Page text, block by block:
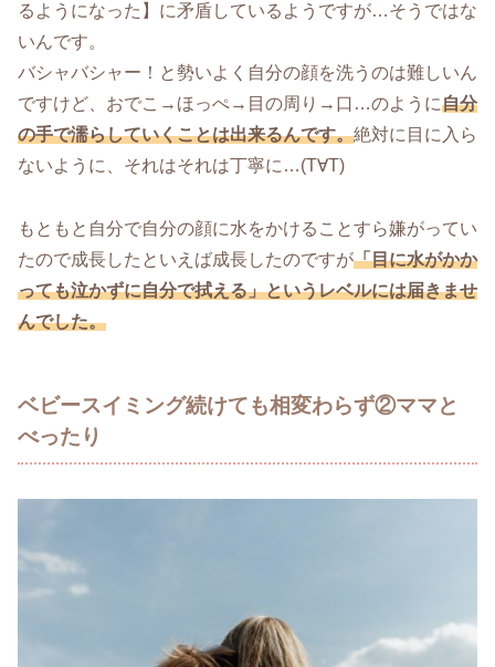
るようになった】に矛盾しているようですが…そうではな
いんです。
バシャバシャー！と勢いよく自分の顔を洗うのは難しいん
ですけど、おでこ→ほっぺ→目の周り→口…のように自分
の手で濡らしていくことは出来るんです。絶対に目に入ら
ないように、それはそれは丁寧に…(T∀T)
もともと自分で自分の顔に水をかけることすら嫌がってい
たので成長したといえば成長したのですが「目に水がかか
っても泣かずに自分で拭える」というレベルには届きませ
んでした。
ベビースイミング続けても相変わらず②ママと
べったり